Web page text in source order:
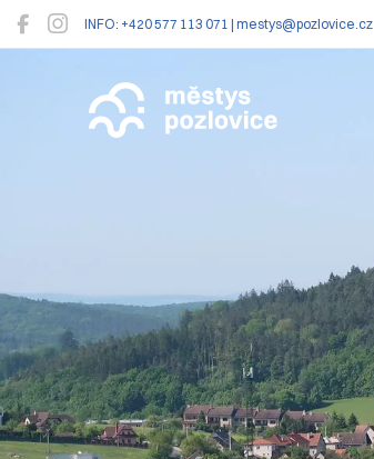
INFO: +420 577 113 071 | mestys@pozlovice.cz
Pozlovice